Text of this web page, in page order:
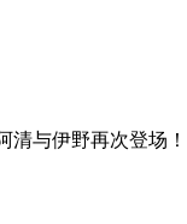
清与伊野再次登场